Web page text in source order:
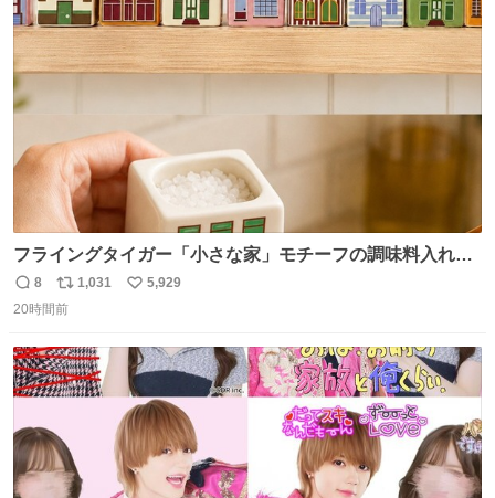
ト
数
数
フライングタイガー「小さな家」モチーフの調味料入れ、
並べれば“デンマークの街並み”に ピンク・グリーン・テラ
コッタの全9種 - fashion-press.net/news/149552
返
信
8
リ
ポ
ト
数
1,031
い
数
5,929
20時間前